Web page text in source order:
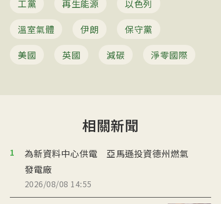
工黨 再生能源
以色列
溫室氣體
伊朗
保守黨
美國
英國 減碳 淨零國際
相關新聞
1
為新資料中心供電 亞馬遜投資德州燃氣
發電廠
2026/08/08 14:55